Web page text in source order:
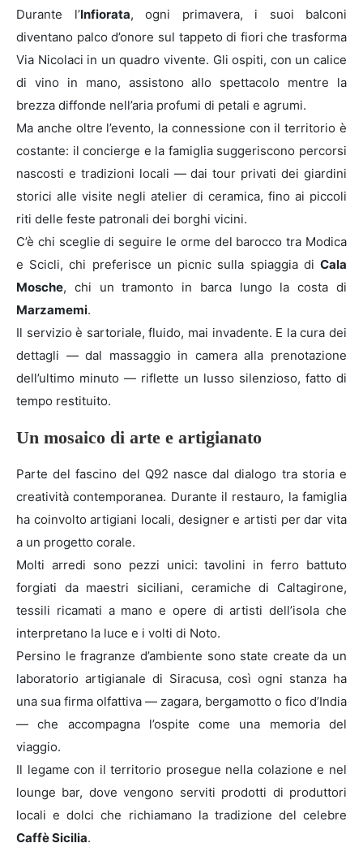
Durante l’Infiorata, ogni primavera, i suoi balconi
diventano palco d’onore sul tappeto di fiori che trasforma
Via Nicolaci in un quadro vivente. Gli ospiti, con un calice
di vino in mano, assistono allo spettacolo mentre la
brezza diffonde nell’aria profumi di petali e agrumi.
Ma anche oltre l’evento, la connessione con il territorio è
costante: il concierge e la famiglia suggeriscono percorsi
nascosti e tradizioni locali — dai tour privati dei giardini
storici alle visite negli atelier di ceramica, fino ai piccoli
riti delle feste patronali dei borghi vicini.
C’è chi sceglie di seguire le orme del barocco tra Modica
e Scicli, chi preferisce un picnic sulla spiaggia di Cala
Mosche, chi un tramonto in barca lungo la costa di
Marzamemi.
Il servizio è sartoriale, fluido, mai invadente. E la cura dei
dettagli — dal massaggio in camera alla prenotazione
dell’ultimo minuto — riflette un lusso silenzioso, fatto di
tempo restituito.
Un mosaico di arte e artigianato
Parte del fascino del Q92 nasce dal dialogo tra storia e
creatività contemporanea. Durante il restauro, la famiglia
ha coinvolto artigiani locali, designer e artisti per dar vita
a un progetto corale.
Molti arredi sono pezzi unici: tavolini in ferro battuto
forgiati da maestri siciliani, ceramiche di Caltagirone,
tessili ricamati a mano e opere di artisti dell’isola che
interpretano la luce e i volti di Noto.
Persino le fragranze d’ambiente sono state create da un
laboratorio artigianale di Siracusa, così ogni stanza ha
una sua firma olfattiva — zagara, bergamotto o fico d’India
— che accompagna l’ospite come una memoria del
viaggio.
Il legame con il territorio prosegue nella colazione e nel
lounge bar, dove vengono serviti prodotti di produttori
locali e dolci che richiamano la tradizione del celebre
Caffè Sicilia.